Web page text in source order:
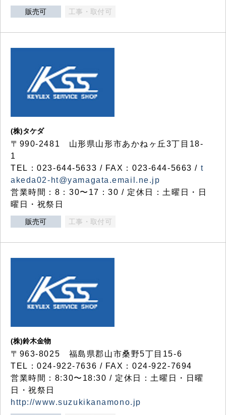
販売可 工事・取付可
(株)タケダ
〒990-2481 山形県山形市あかねヶ丘3丁目18-
1
TEL：023-644-5633 / FAX：023-644-5663 / t
akeda02-ht@yamagata.email.ne.jp
営業時間：8：30〜17：30 / 定休日：土曜日・日
曜日・祝祭日
販売可 工事・取付可
(株)鈴木金物
〒963-8025 福島県郡山市桑野5丁目15-6
TEL：024-922-7636 / FAX：024-922-7694
営業時間：8:30〜18:30 / 定休日：土曜日・日曜
日・祝祭日
http://www.suzukikanamono.jp